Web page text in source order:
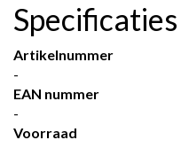
Specificaties
Artikelnummer
-
EAN nummer
-
Voorraad